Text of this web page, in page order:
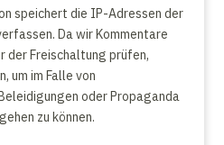
speichert die IP-Adressen der
Da wir Kommentare
der Freischaltung prüfen,
um im Falle von
oder Propaganda
zu können.